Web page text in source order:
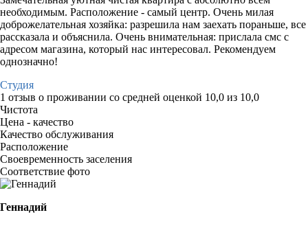
необходимым. Расположение - самый центр. Очень милая
доброжелательная хозяйка: разрешила нам заехать пораньше, все
рассказала и объяснила. Очень внимательная: прислала смс с
адресом магазина, который нас интересовал. Рекомендуем
однозначно!
Студия
1 отзыв о проживании со средней оценкой 10,0 из 10,0
Чистота
Цена - качество
Качество обслуживания
Расположение
Своевременность заселения
Соответствие фото
Геннадий